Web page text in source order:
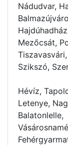
Nádudvar,
Mezőcsát,
Szikszó,
Hévíz,
Letenye,
Balatonlelle,